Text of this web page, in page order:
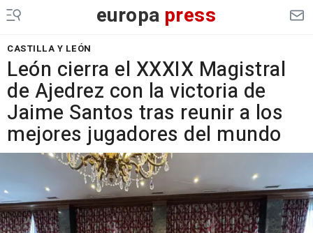
europa press
CASTILLA Y LEÓN
León cierra el XXXIX Magistral
de Ajedrez con la victoria de
Jaime Santos tras reunir a los
mejores jugadores del mundo